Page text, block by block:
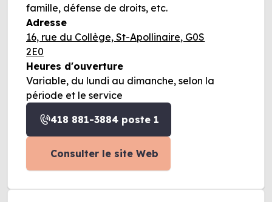
famille, défense de droits, etc.
Adresse
16, rue du Collège, St-Apollinaire, G0S
2E0
Heures d'ouverture
Variable, du lundi au dimanche, selon la
période et le service
418 881-3884 poste 1
Consulter le site Web